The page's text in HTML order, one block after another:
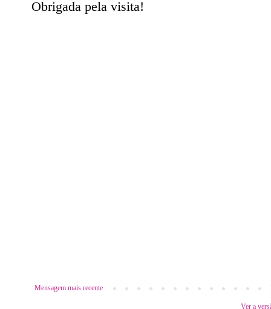
Obrigada pela visita!
Mensagem mais recente
Ver a